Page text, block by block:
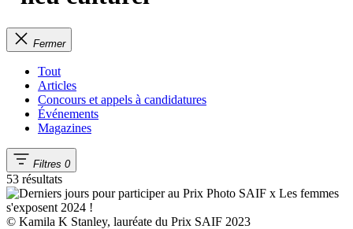
Fermer
Tout
Articles
Concours et appels à candidatures
Événements
Magazines
Filtres 0
53 résultats
© Kamila K Stanley, lauréate du Prix SAIF 2023